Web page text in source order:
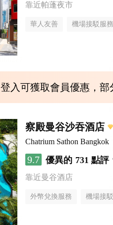
靠近帕蓬夜市
華人友善 機場接駁服務
登入可獲取會員優惠，
察殿曼谷沙吞酒店
Chatrium Sathon Bangkok
9.7 優異的 731 點評
靠近曼谷酒店
外幣兌換服務 機場接